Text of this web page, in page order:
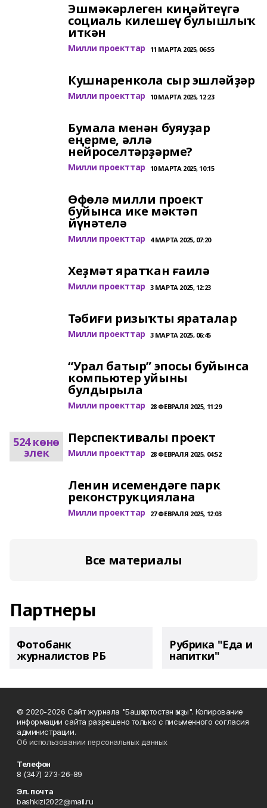
Эшмәкәрлеген киңәйтеүгә
социаль килешеү булышлыҡ
иткән
Милли проекттар 11 МАРТА 2025, 06:55
Кушнаренкола сыр эшләйҙәр
Милли проекттар 10 МАРТА 2025, 12:23
Бумала менән буяуҙар
еңерме, әллә
нейроселтәрҙәрме?
Милли проекттар 10 МАРТА 2025, 10:15
Өфөлә милли проект
буйынса ике мәктәп
йүнәтелә
Милли проекттар 4 МАРТА 2025, 07:20
Хеҙмәт яратҡан ғаилә
Милли проекттар 3 МАРТА 2025, 12:23
Тәбиғи ризыҡты яраталар
Милли проекттар 3 МАРТА 2025, 06:45
“Урал батыр” эпосы буйынса
компьютер уйыны
булдырыла
Милли проекттар 28 ФЕВРАЛЯ 2025, 11:29
524 көнө
элек
Перспективалы проект
Милли проекттар 28 ФЕВРАЛЯ 2025, 04:52
Ленин исемендәге парк
реконструкциялана
Милли проекттар 27 ФЕВРАЛЯ 2025, 12:03
Все материалы
Партнеры
Фотобанк
журналистов РБ
Рубрика "Еда и
напитки"
© 2020-2026 Сайт журнала "Башҡортостан ҡыҙы". Копирование
информации сайта разрешено только с письменного согласия
администрации.
Об использовании персональных данных
Телефон
8 (347) 273-26-89
Эл. почта
bashkizi2022@mail.ru